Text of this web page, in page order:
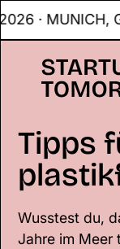
· MUNICH, GER
Tipps
Wusstest du,
Jahre im Meer